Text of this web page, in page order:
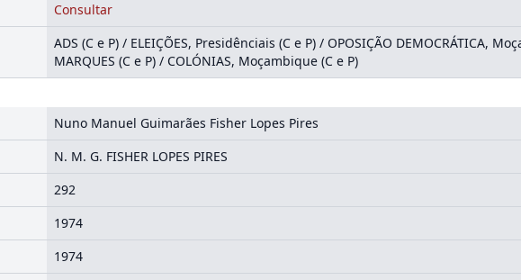
Consultar
ADS (C e P) / ELEIÇÕES, Presidênciais (C e P) / OPOSIÇÃO DEMOCRÁTICA,
MARQUES (C e P) / COLÓNIAS, Moçambique (C e P)
Nuno Manuel Guimarães Fisher Lopes Pires
N. M. G. FISHER LOPES PIRES
292
1974
1974